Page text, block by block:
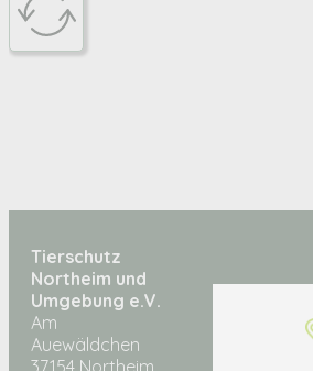
Tierschutz
Northeim und
Umgebung e.V.
Am
Auewäldchen
37154 Northeim